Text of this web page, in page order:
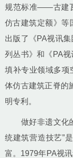
规范标准——古建
仿古建筑定额》等
出版了《PA视讯
列丛书》和《PA视
填补专业领域多项
体仿古建筑正脊的
明专利。
做好非遗文化的
统建筑营造技艺”
富。1979年PA视